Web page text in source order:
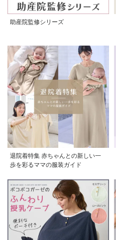
助産院監修シリーズ
退院着特集 赤ちゃんとの新しい一
歩を彩るママの服装ガイド